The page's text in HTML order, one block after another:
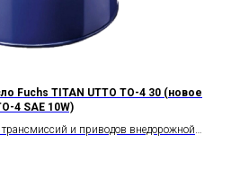
Fuchs TITAN UTTO TO-4 30 (новое
4 SAE 10W)
и приводов внедорожной